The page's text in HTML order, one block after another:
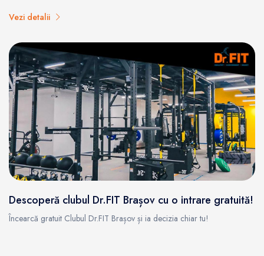
Vezi detalii
Descoperă clubul Dr.FIT Brașov cu o intrare gratuită!
Încearcă gratuit Clubul Dr.FIT Brașov și ia decizia chiar tu!